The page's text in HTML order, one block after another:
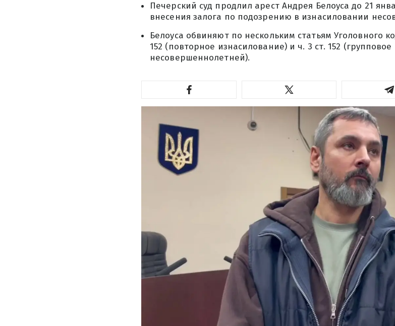
Печерский суд продлил арест Андрея Белоуса до 21
внесения залога по подозрению в изнасиловании
Белоуса обвиняют по нескольким статьям Уголовного
152 (повторное изнасилование) и ч. 3 ст. 152
несовершеннолетней).